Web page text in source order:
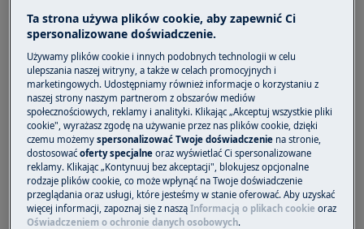
Kody błędu E50, E59, C9 lub F9 w pralkach oraz
pralko-suszarkach Electrolux często są
wynikiem przeładowania bębna i wymagają
uwagi użytkownika.
Sprawdź, czy bęben pralki nie jest
przeładowany. Nadmiar prania może prowadzić
do błędu E59. Upewnij się, że ilość ubrań jest
zgodna z wytycznymi dotyczącymi
maksymalnego obciążenia pralki. Dokładne
informacje na temat maksymalnego załadunku
znajdziesz w specyfikacji urządzenia oraz w
Ta strona używa plików cookie, aby zapewnić Ci
spersonalizowane doświadczenie.
Używamy plików cookie i innych podobnych technologii w celu
ulepszania naszej witryny, a także w celach promocyjnych i
marketingowych. Udostępniamy również informacje o korzystaniu z
naszej strony naszym partnerom z obszarów mediów
społecznościowych, reklamy i analityki. Klikając „Akceptuj wszystkie pliki
cookie", wyrażasz zgodę na używanie przez nas plików cookie, dzięki
czemu możemyspersonalizować Twoje doświadczenie na stronie,
dostosowaćoferty specjalne oraz wyświetlać Ci spersonalizowane
reklamy. Klikając „Kontynuuj bez akceptacji", blokujesz opcjonalne
rodzaje plików cookie, co może wpłynąć na Twoje doświadczenie
przeglądania oraz usługi, które jesteśmy w stanie oferować. Aby uzyskać
więcej informacji, zapoznaj się z nasząInformacją o plikach cookie oraz
Oświadczeniem o ochronie danych osobowych.